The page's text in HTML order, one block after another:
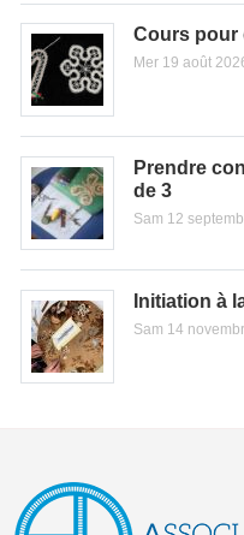
Cours pour
Mer 19 août
Prendre
de 3
Sam 12
Initiation à
Sam 14